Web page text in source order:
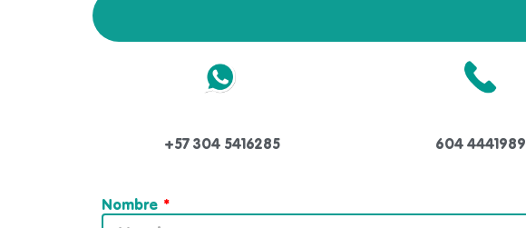
+57 304 5416285 604 4441989
Nombre